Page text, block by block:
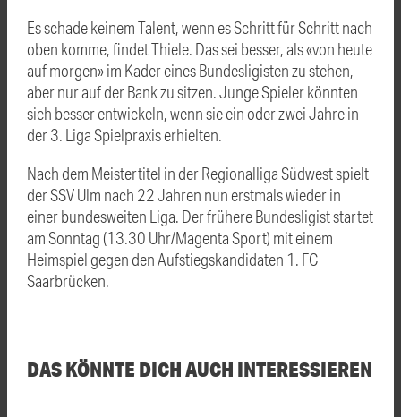
Es schade keinem Talent, wenn es Schritt für Schritt nach
oben komme, findet Thiele. Das sei besser, als «von heute
auf morgen» im Kader eines Bundesligisten zu stehen,
aber nur auf der Bank zu sitzen. Junge Spieler könnten
sich besser entwickeln, wenn sie ein oder zwei Jahre in
der 3. Liga Spielpraxis erhielten.
Nach dem Meistertitel in der Regionalliga Südwest spielt
der SSV Ulm nach 22 Jahren nun erstmals wieder in
einer bundesweiten Liga. Der frühere Bundesligist startet
am Sonntag (13.30 Uhr/Magenta Sport) mit einem
Heimspiel gegen den Aufstiegskandidaten 1. FC
Saarbrücken.
DAS KÖNNTE DICH AUCH INTERESSIEREN